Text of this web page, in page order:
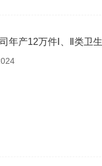
年产12万件Ⅰ、Ⅱ类卫
（二期）竣工环境保